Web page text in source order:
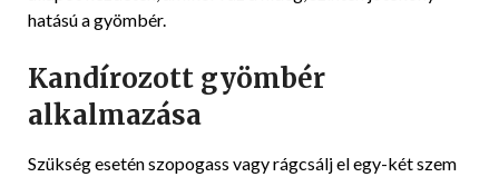
hatású a gyömbér.
Kandírozott gyömbér
alkalmazása
Szükség esetén szopogass vagy rágcsálj el egy-két szem